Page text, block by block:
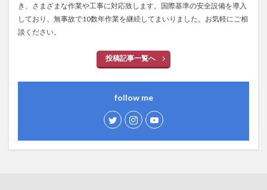
き、さまざまな作業や工事に対応致します。国際基準の安全設備を導入
しており、無事故で10数年作業を継続してまいりました。お気軽にご相
談ください。
投稿記事一覧へ
follow me